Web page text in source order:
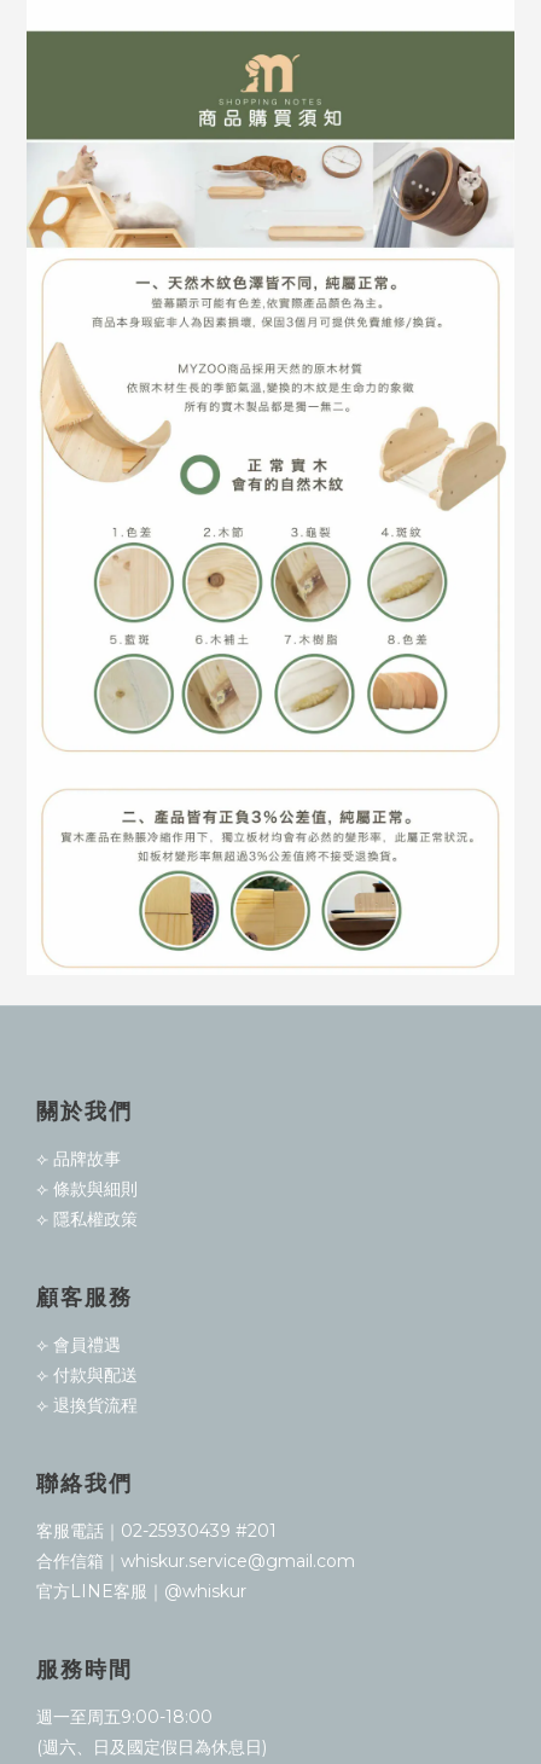
關於我們
⟣ 品牌故事
⟣ 條款與細則
⟣ 隱私權政策
顧客服務
⟣ 會員禮遇
⟣ 付款與配送
⟣ 退換貨流程
聯絡我們
客服電話｜02-25930439 #201
合作信箱｜whiskur.service@gmail.com
官方LINE客服｜@whiskur
服務時間
週一至周五9:00-18:00
(週六、日及國定假日為休息日)